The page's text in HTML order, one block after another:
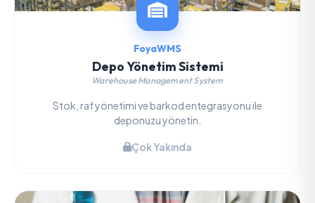
FoyaWMS
Depo Yönetim Sistemi
Warehouse Management System
Stok, raf yönetimi ve barkod entegrasyonu ile
deponuzu yönetin.
Çok Yakında